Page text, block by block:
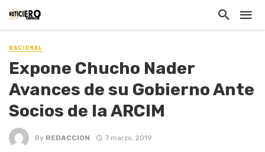
NACIONAL
Expone Chucho Nader
Avances de su Gobierno Ante
Socios de la ARCIM
By REDACCION 7 marzo, 2019